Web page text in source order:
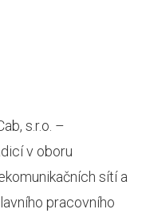
s.r.o. –
v oboru
sítí a
pracovního